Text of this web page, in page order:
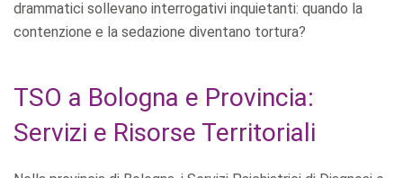
drammatici sollevano interrogativi inquietanti: quando la
contenzione e la sedazione diventano tortura?
TSO a Bologna e Provincia:
Servizi e Risorse Territoriali